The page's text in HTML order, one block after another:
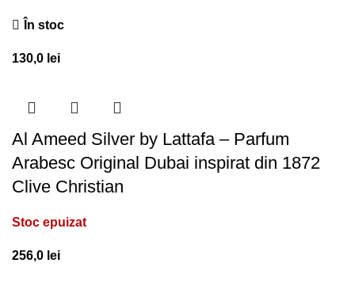
În stoc
130,0 lei
Al Ameed Silver by Lattafa – Parfum
Arabesc Original Dubai inspirat din 1872
Clive Christian
Stoc epuizat
256,0 lei